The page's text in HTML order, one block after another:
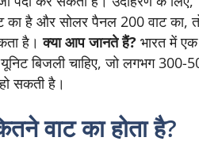
है कि सोलर पैनल की वाट क्या
की मात्रा को मापने की इकाई है,
कितनी ऊर्जा पैदा कर सकता
टीवी 100 वाट का है और
यह आसानी से उसे चला सकता
में एक औसत घर को रोजाना 4-
लगभग 300-500 वाट के सोलर